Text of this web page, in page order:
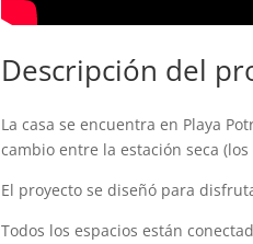
Descripción del
La casa se encuentra en Playa
cambio entre la estación seca
El proyecto se diseñó para
Todos los espacios están